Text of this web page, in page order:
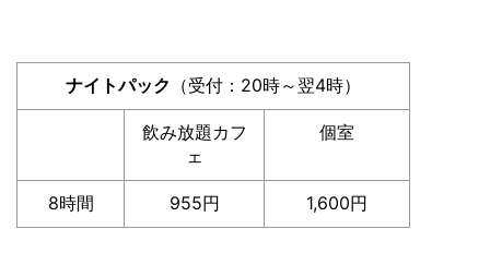
ナイトパック （受付：20時～翌4時）
飲み放題カフ
ェ
個室
8時間 955円 1,600円